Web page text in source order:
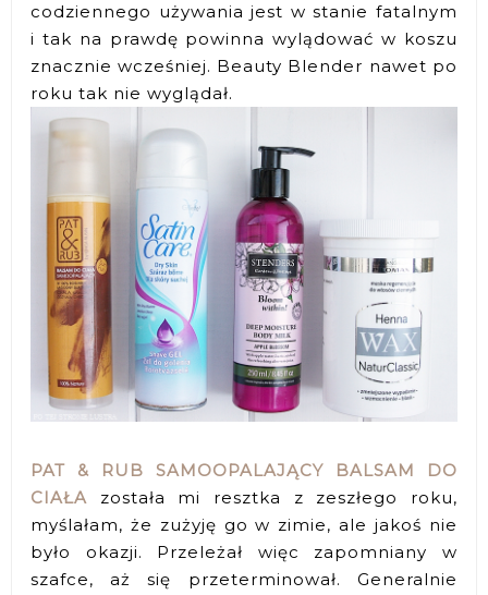
codziennego używania jest w stanie fatalnym
i tak na prawdę powinna wylądować w koszu
znacznie wcześniej. Beauty Blender nawet po
roku tak nie wyglądał.
PAT & RUB SAMOOPALAJĄCY BALSAM DO
CIAŁA została mi resztka z zeszłego roku,
myślałam, że zużyję go w zimie, ale jakoś nie
było okazji. Przeleżał więc zapomniany w
szafce, aż się przeterminował. Generalnie